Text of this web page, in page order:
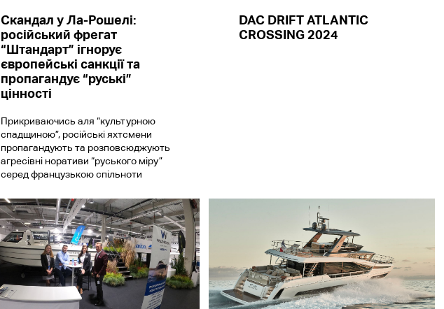
Скандал у Ла-Рошелі:
російський фрегат
“Штандарт” ігнорує
європейські санкції та
пропагандує “руські”
цінності
Прикриваючись аля “культурною
спадщиною”, російські яхтсмени
пропагандують та розповсюджують
агресівні норативи “руського міру”
серед французькою спільноти
DAC DRIFT ATLANTIC
CROSSING 2024